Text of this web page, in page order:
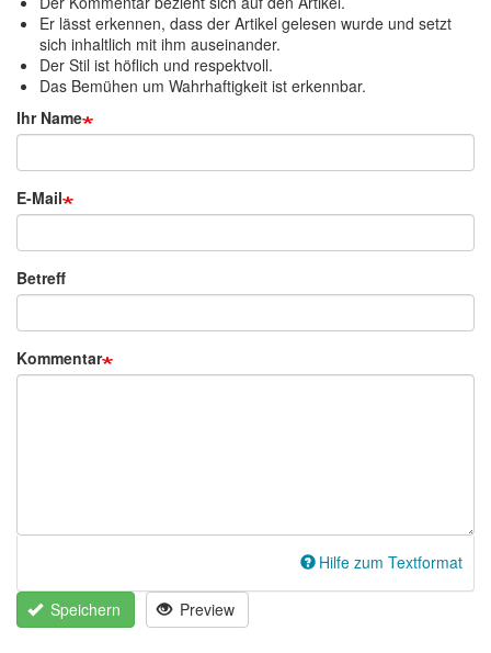
Er lässt erkennen, dass der Artikel gelesen wurde und setzt
sich inhaltlich mit ihm auseinander.
Der Stil ist höflich und respektvoll.
Das Bemühen um Wahrhaftigkeit ist erkennbar.
Ihr Name
E-Mail
Betreff
Kommentar
Hilfe zum Textformat
Speichern Preview